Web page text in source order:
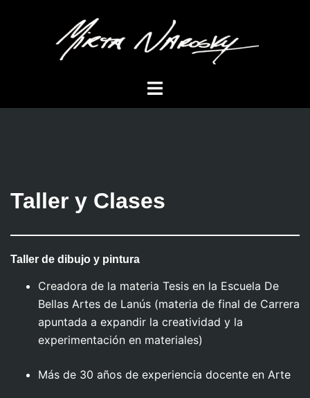
Alternar
Taller y Clases
Taller de dibujo y pintura
Creadora de la materia Tesis en la Escuela De
Bellas Artes de Lanús (materia de final de Carrera
apuntada a expandir la creatividad y la
experimentación en materiales)
Más de 30 años de experiencia docente en Arte